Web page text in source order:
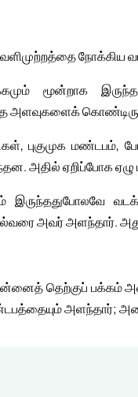
நோக்கிய
மூன்றாக
அளவுகளைக்
புகுமுக மண்டபம்,
அதில் ஏறிப்போக ஏழு
இருந்ததுபோலவே
அவர் அளந்தார்.
தெற்குப் பக்கம்
அளந்தார்;